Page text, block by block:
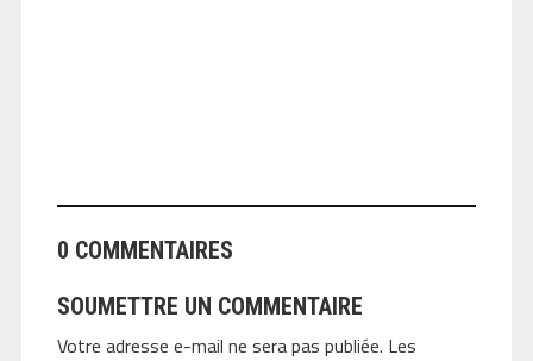
0 COMMENTAIRES
SOUMETTRE UN COMMENTAIRE
Votre adresse e-mail ne sera pas publiée. Les